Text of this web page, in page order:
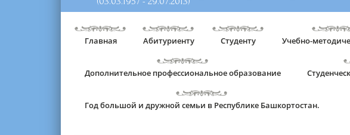
Главная Абитуриенту Студенту Учебно-
Дополнительное профессиональное образование
Год большой и дружной семьи в Республике Башкортостан.